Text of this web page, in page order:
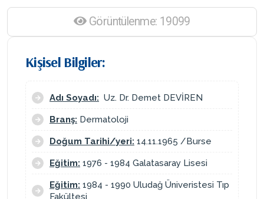
Kişisel Bilgiler:
Adı Soyadı: Uz. Dr. Demet DEVİREN
Branş: Dermatoloji
Doğum Tarihi/yeri: 14.11.1965 /Burse
Eğitim: 1976 - 1984 Galatasaray Lisesi
Eğitim: 1984 - 1990 Uludağ Üniveristesi Tıp
Fakültesi
Görüntülenme: 19099